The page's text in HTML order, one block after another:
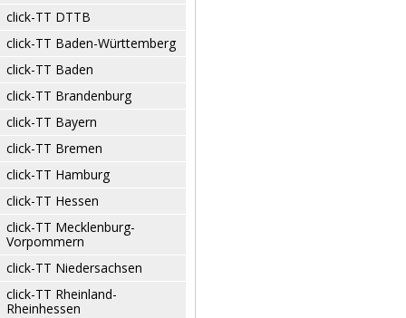
click-TT DTTB
click-TT Baden-Württemberg
click-TT Baden
click-TT Brandenburg
click-TT Bayern
click-TT Bremen
click-TT Hamburg
click-TT Hessen
click-TT Mecklenburg-
Vorpommern
click-TT Niedersachsen
click-TT Rheinland-
Rheinhessen